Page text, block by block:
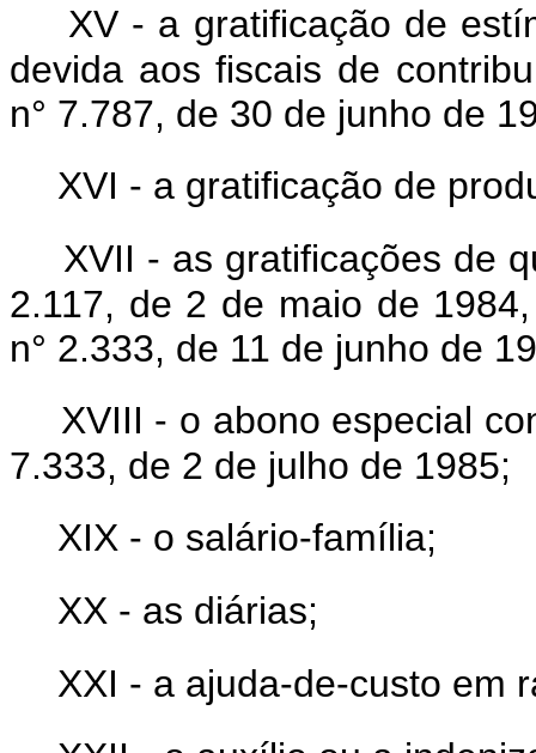
XV - a gratificação de
devida aos fiscais de
n° 7.787, de 30 de junho de
XVI - a gratificação de
XVII - as gratificações de
2.117, de 2 de maio de
n° 2.333, de 11 de junho de
XVIII - o abono especial
7.333, de 2 de julho de 1985;
XIX - o salário-família;
XX - as diárias;
XXI - a ajuda-de-custo em